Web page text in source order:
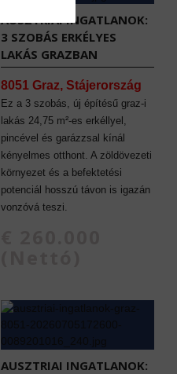
AUSZTRIAI INGATLANOK:
3 SZOBÁS ERKÉLYES
LAKÁS GRAZBAN
8051 Graz, Stájerország
Ez a 3 szobás, új építésű graz-i
lakás 24,75 m²-es erkéllyel,
pincével és garázzsal kínál
kényelmes otthont. A zöldövezeti
környezet és a befektetési
potenciál hosszú távon is igazán
vonzóvá teszi.
AUSZTRIAI INGATLANOK: